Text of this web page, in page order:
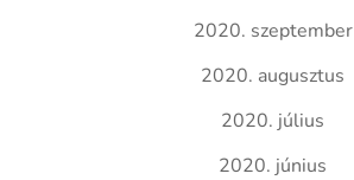
2020. szeptember
2020. augusztus
2020. július
2020. június